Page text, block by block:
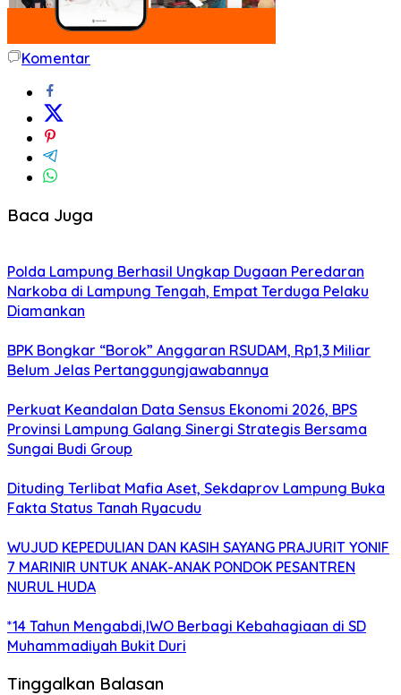
Komentar
Baca Juga
Polda Lampung Berhasil Ungkap Dugaan Peredaran
Narkoba di Lampung Tengah, Empat Terduga Pelaku
Diamankan
BPK Bongkar “Borok” Anggaran RSUDAM, Rp1,3 Miliar
Belum Jelas Pertanggungjawabannya
Perkuat Keandalan Data Sensus Ekonomi 2026, BPS
Provinsi Lampung Galang Sinergi Strategis Bersama
Sungai Budi Group
Dituding Terlibat Mafia Aset, Sekdaprov Lampung Buka
Fakta Status Tanah Ryacudu
WUJUD KEPEDULIAN DAN KASIH SAYANG PRAJURIT YONIF
7 MARINIR UNTUK ANAK-ANAK PONDOK PESANTREN
NURUL HUDA
*14 Tahun Mengabdi,IWO Berbagi Kebahagiaan di SD
Muhammadiyah Bukit Duri
Tinggalkan Balasan